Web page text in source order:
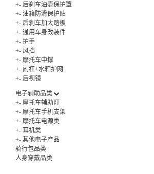
+- 后刹车油壶保护罩
+- 油箱防滑保护贴
+- 后刹车加大踏板
+- 通用车身改装件
+- 护手
+- 风挡
+- 摩托车中撑
+- 副杠+水箱护网
+- 后视镜
电子辅助品类
+- 摩托车辅助灯
+- 摩托车手机支架
+- 摩托车电源类
+- 耳机类
+- 其他电子产品
骑行包品类
人身穿戴品类